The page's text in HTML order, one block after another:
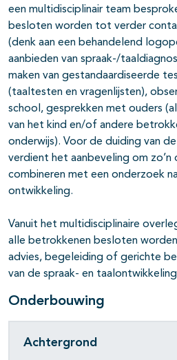
een multidisciplinair team
besloten worden tot verder
(denk aan een behandelend
aanbieden van spraak-/
maken van gestandaardiseerde
(taaltesten en vragenlijsten),
school, gesprekken met ouders
van het kind en/of andere
onderwijs). Voor de duiding van
verdient het aanbeveling om zo’n
combineren met een onderzoek
ontwikkeling.
Vanuit het multidisciplinaire
alle betrokkenen besloten
advies, begeleiding of gerichte
van de spraak- en
Onderbouwing
Achtergrond